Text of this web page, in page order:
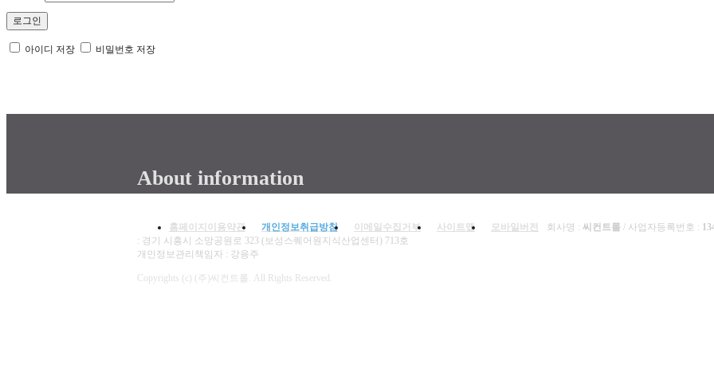
아이디 저장 비밀번호 저장
About information
홈페이지이용약관 개인정보취급방침 이메일수집거부 사이트맵 모바일버전 회사명 : 씨컨트롤 / 사업자등록번호 :
: 경기 시흥시 소망공원로 323­ (보성스퀘어원지식산업센터) 713호
개인정보관리책임자 : 강용주
Copyrights (c) (주)씨컨트롤. All Rights Reserved.